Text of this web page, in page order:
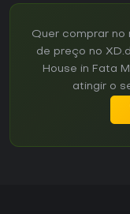
Quer comprar no
de preço no
House in Fata
atingir o